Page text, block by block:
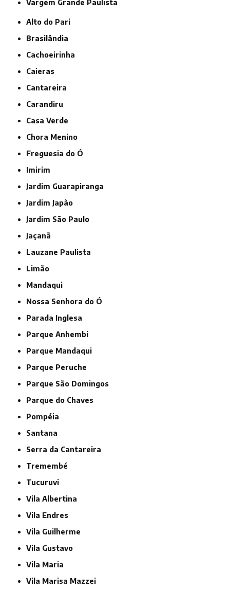
Vargem Grande Paulista
Alto do Pari
Brasilândia
Cachoeirinha
Caieras
Cantareira
Carandiru
Casa Verde
Chora Menino
Freguesia do Ó
Imirim
Jardim Guarapiranga
Jardim Japão
Jardim São Paulo
Jaçanã
Lauzane Paulista
Limão
Mandaqui
Nossa Senhora do Ó
Parada Inglesa
Parque Anhembi
Parque Mandaqui
Parque Peruche
Parque São Domingos
Parque do Chaves
Pompéia
Santana
Serra da Cantareira
Tremembé
Tucuruvi
Vila Albertina
Vila Endres
Vila Guilherme
Vila Gustavo
Vila Maria
Vila Marisa Mazzei